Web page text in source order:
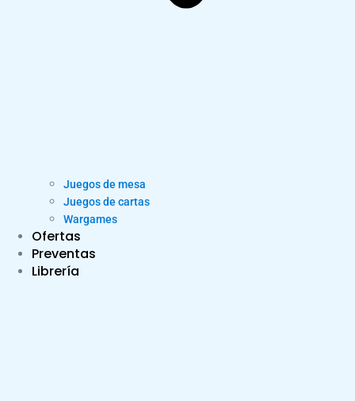
Juegos de mesa
Juegos de cartas
Wargames
Ofertas
Preventas
Librería